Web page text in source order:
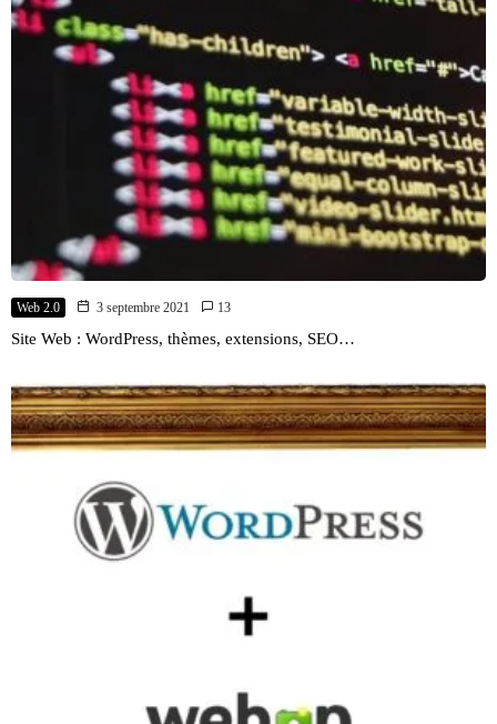
Web 2.0 3 septembre 2021 13
Site Web : WordPress, thèmes, extensions, SEO…